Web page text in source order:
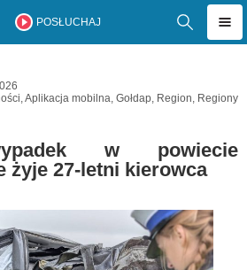
POSŁUCHAJ
,Aplikacja mobilna, Gołdap, Region, Regiony
w powiecie
żyje 27-letni kierowca